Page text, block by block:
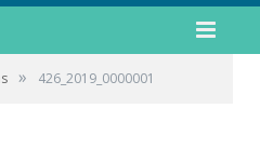
» 426_2019_0000001